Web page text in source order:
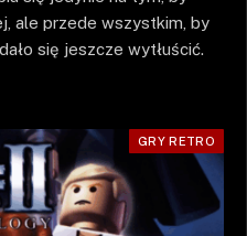
ale przede wszystkim, by
się jeszcze wytłuścić.
GRY RETRO